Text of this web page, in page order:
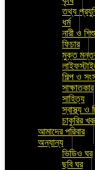
তথ্য
ধর্ম
নারী ও শিশু
ফিচার
মুক্ত
শিল্প ও
সাক্ষাতকার
সাহিত্য
স্বাস্থ্য ও
চাকুরির
আমাদের পরিবার
অন্যান্য
ভিডিও ঘর
ছবি ঘর